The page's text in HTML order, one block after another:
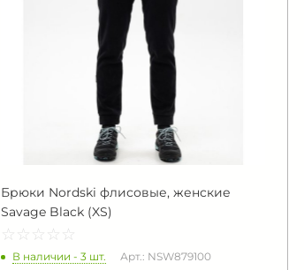
Брюки Nordski флисовые, женские
Savage Black (XS)
☆ ☆ ☆ ☆ ☆
★ ★ ★ ★ ★
В наличии - 3 шт. Арт.: NSW879100